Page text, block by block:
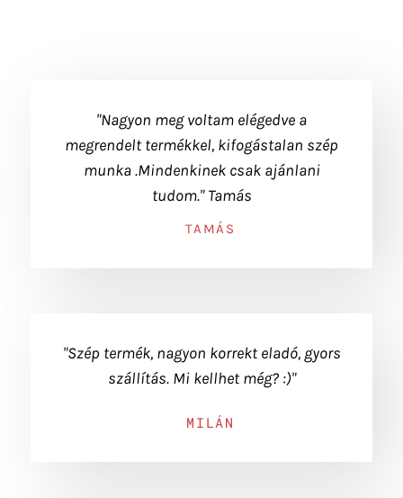
"Nagyon meg voltam elégedve a
megrendelt termékkel, kifogástalan szép
munka .Mindenkinek csak ajánlani
tudom." Tamás
TAMÁS
"Szép termék, nagyon korrekt eladó, gyors
szállítás. Mi kellhet még? :)"
MILÁN